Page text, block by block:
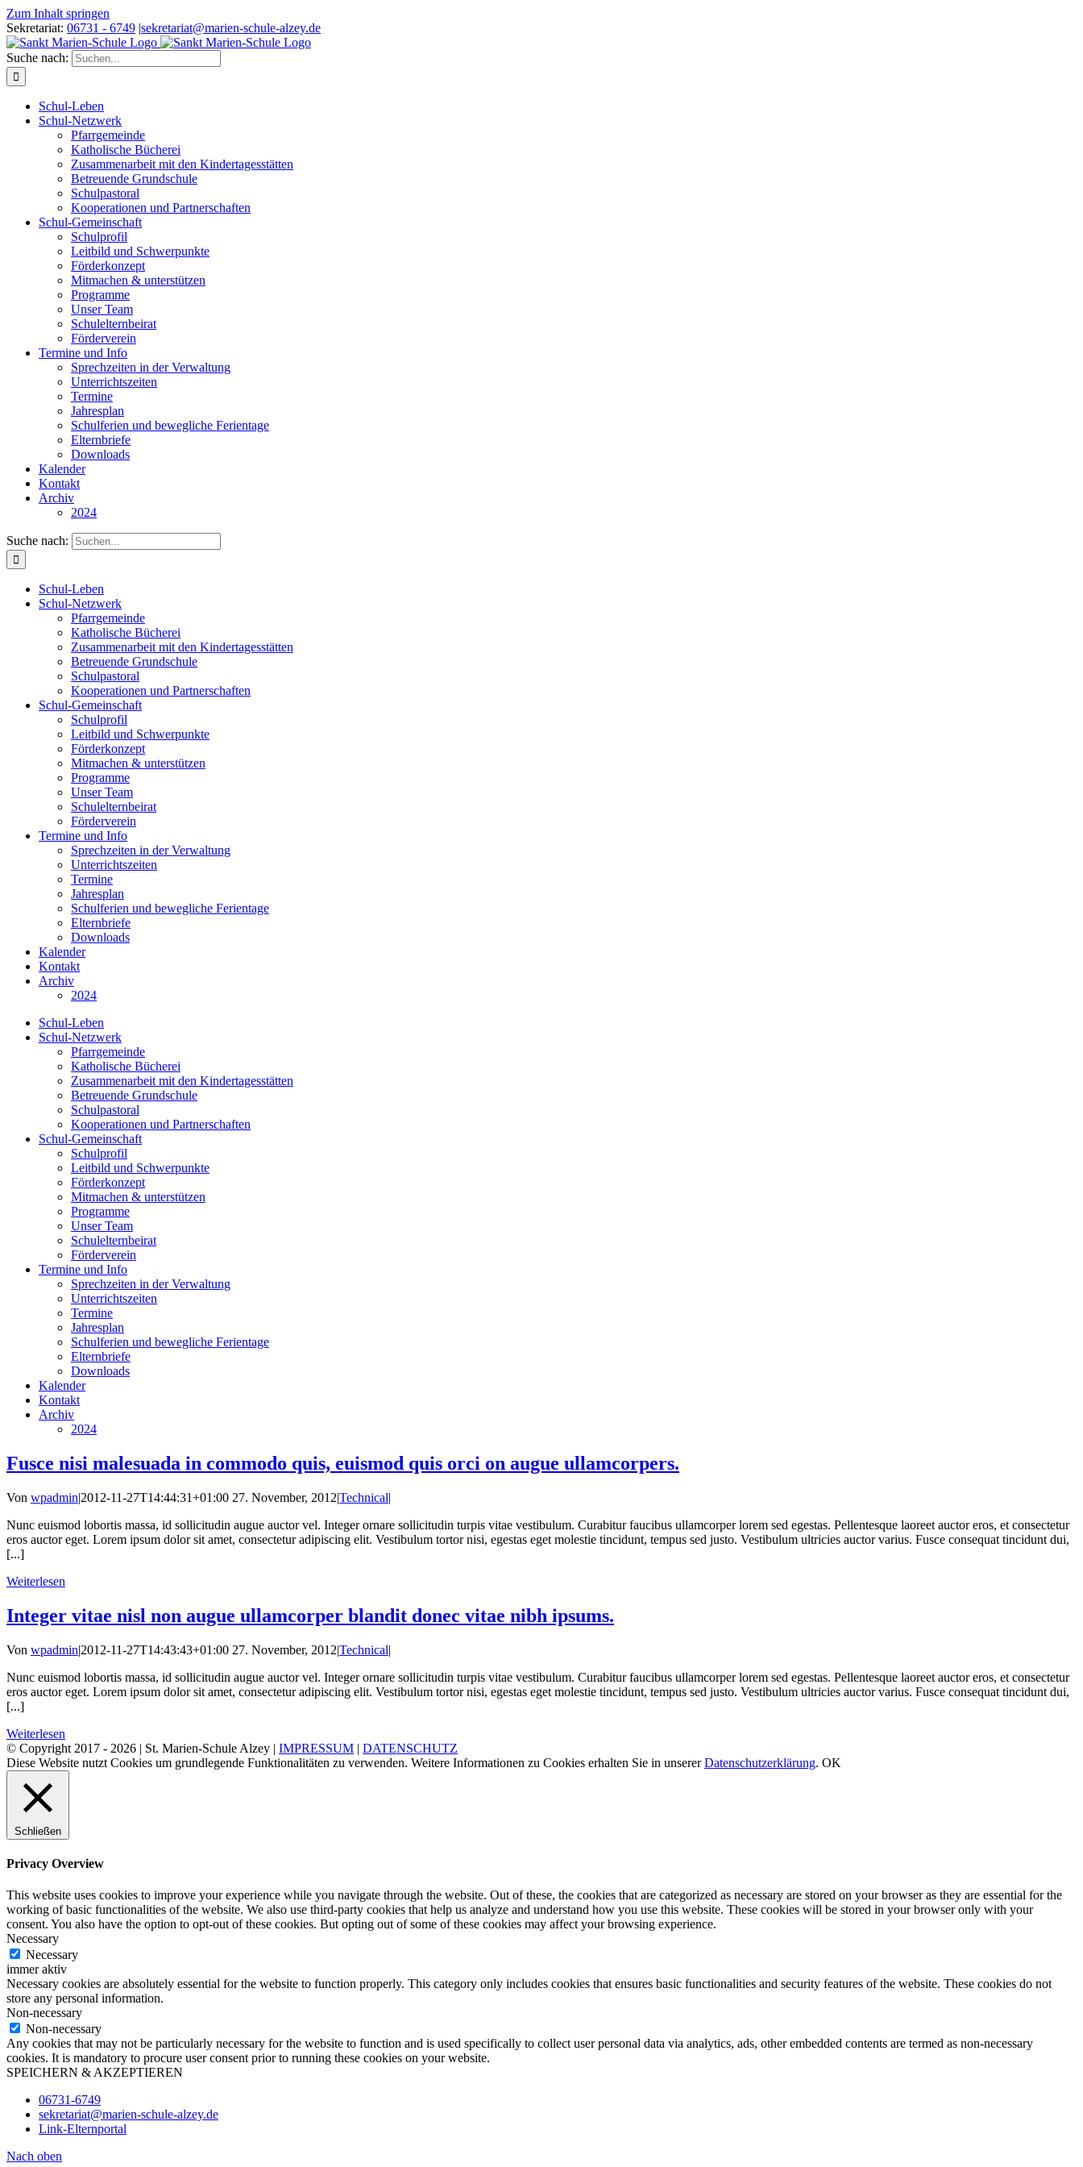
Zum Inhalt springen
Sekretariat: 06731 - 6749 |sekretariat@marien-schule-alzey.de
Suche nach:
Schul-Leben
Schul-Netzwerk
Pfarrgemeinde
Katholische Bücherei
Zusammenarbeit mit den Kindertagesstätten
Betreuende Grundschule
Schulpastoral
Kooperationen und Partnerschaften
Schul-Gemeinschaft
Schulprofil
Leitbild und Schwerpunkte
Förderkonzept
Mitmachen & unterstützen
Programme
Unser Team
Schulelternbeirat
Förderverein
Termine und Info
Sprechzeiten in der Verwaltung
Unterrichtszeiten
Termine
Jahresplan
Schulferien und bewegliche Ferientage
Elternbriefe
Downloads
Kalender
Kontakt
Archiv
2024
Suche nach:
Schul-Leben
Schul-Netzwerk
Pfarrgemeinde
Katholische Bücherei
Zusammenarbeit mit den Kindertagesstätten
Betreuende Grundschule
Schulpastoral
Kooperationen und Partnerschaften
Schul-Gemeinschaft
Schulprofil
Leitbild und Schwerpunkte
Förderkonzept
Mitmachen & unterstützen
Programme
Unser Team
Schulelternbeirat
Förderverein
Termine und Info
Sprechzeiten in der Verwaltung
Unterrichtszeiten
Termine
Jahresplan
Schulferien und bewegliche Ferientage
Elternbriefe
Downloads
Kalender
Kontakt
Archiv
2024
Schul-Leben
Schul-Netzwerk
Pfarrgemeinde
Katholische Bücherei
Zusammenarbeit mit den Kindertagesstätten
Betreuende Grundschule
Schulpastoral
Kooperationen und Partnerschaften
Schul-Gemeinschaft
Schulprofil
Leitbild und Schwerpunkte
Förderkonzept
Mitmachen & unterstützen
Programme
Unser Team
Schulelternbeirat
Förderverein
Termine und Info
Sprechzeiten in der Verwaltung
Unterrichtszeiten
Termine
Jahresplan
Schulferien und bewegliche Ferientage
Elternbriefe
Downloads
Kalender
Kontakt
Archiv
2024
Fusce nisi malesuada in commodo quis, euismod quis orci on augue ullamcorpers.
Von wpadmin|2012-11-27T14:44:31+01:00 27. November, 2012|Technical|
Nunc euismod lobortis massa, id sollicitudin augue auctor vel. Integer ornare sollicitudin turpis vitae vestibulum. Curabitur faucibus ullamcorper lorem sed egestas. Pellentesque laoreet auctor eros, et consectetur
eros auctor eget. Lorem ipsum dolor sit amet, consectetur adipiscing elit. Vestibulum tortor nisi, egestas eget molestie tincidunt, tempus sed justo. Vestibulum ultricies auctor varius. Fusce consequat tincidunt dui,
[...]
Weiterlesen
Integer vitae nisl non augue ullamcorper blandit donec vitae nibh ipsums.
Von wpadmin|2012-11-27T14:43:43+01:00 27. November, 2012|Technical|
Nunc euismod lobortis massa, id sollicitudin augue auctor vel. Integer ornare sollicitudin turpis vitae vestibulum. Curabitur faucibus ullamcorper lorem sed egestas. Pellentesque laoreet auctor eros, et consectetur
eros auctor eget. Lorem ipsum dolor sit amet, consectetur adipiscing elit. Vestibulum tortor nisi, egestas eget molestie tincidunt, tempus sed justo. Vestibulum ultricies auctor varius. Fusce consequat tincidunt dui,
[...]
Weiterlesen
© Copyright 2017 - 2026 | St. Marien-Schule Alzey | IMPRESSUM | DATENSCHUTZ
Diese Website nutzt Cookies um grundlegende Funktionalitäten zu verwenden. Weitere Informationen zu Cookies erhalten Sie in unsererDatenschutzerklärung. OK
Schließen
Privacy Overview
This website uses cookies to improve your experience while you navigate through the website. Out of these, the cookies that are categorized as necessary are stored on your browser as they are essential for the
working of basic functionalities of the website. We also use third-party cookies that help us analyze and understand how you use this website. These cookies will be stored in your browser only with your
consent. You also have the option to opt-out of these cookies. But opting out of some of these cookies may affect your browsing experience.
Necessary
Necessary
immer aktiv
Necessary cookies are absolutely essential for the website to function properly. This category only includes cookies that ensures basic functionalities and security features of the website. These cookies do not
store any personal information.
Non-necessary
Non-necessary
Any cookies that may not be particularly necessary for the website to function and is used specifically to collect user personal data via analytics, ads, other embedded contents are termed as non-necessary
cookies. It is mandatory to procure user consent prior to running these cookies on your website.
SPEICHERN & AKZEPTIEREN
06731-6749
sekretariat@marien-schule-alzey.de
Link-Elternportal
Nach oben